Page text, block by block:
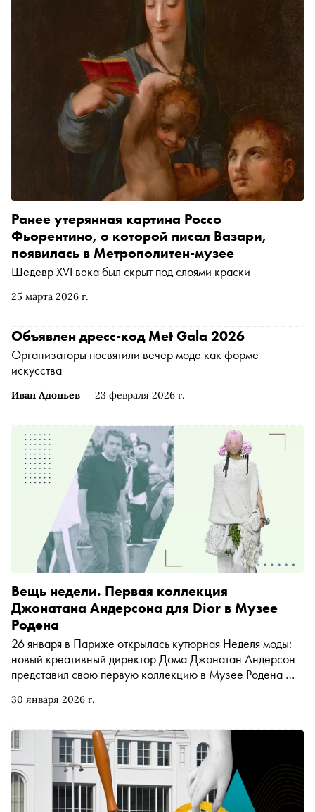
25 марта 2026 г.
Ранее утерянная картина Россо
Фьорентино, о которой писал Вазари,
появилась в Метрополитен-музее
Шедевр XVI века был скрыт под слоями краски
Иван Адоньев 23 февраля 2026 г.
Объявлен дресс-код Met Gala 2026
Организаторы посвятили вечер моде как форме
искусства
30 января 2026 г.
Вещь недели. Первая коллекция
Джонатана Андерсона для Dior в Музее
Родена
26 января в Париже открылась кутюрная Неделя моды:
новый креативный директор Дома Джонатан Андерсон
представил свою первую коллекцию в Музее Родена —
могли полюбоваться. Каким получился дебют —